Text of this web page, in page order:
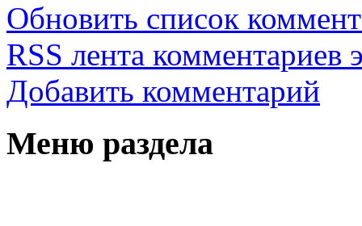
Обновить список
RSS лента комментариев
Добавить комментарий
Меню раздела